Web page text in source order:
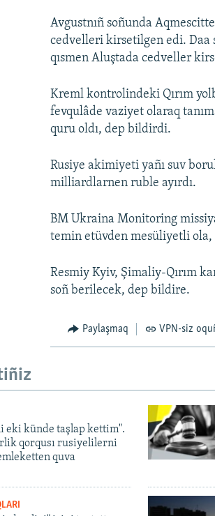
Avgustnıñ soñunda
cedvelleri kirsetilgen edi. Daa
qısmen Aluştada cedveller
Kreml kontrolindeki Qırım
fevqulâde vaziyet olaraq
quru oldı, dep bildirdi.
Rusiye akimiyeti yañı suv
milliardlarnen ruble ayırdı.
BM Ukraina Monitoring
temin etüvden mesüliyetli ola,
Resmiy Kyiv, Şimaliy-Qırım
soñ berilecek, dep bildire.
Paylaşmaq VPN-siz
eki künde taşlap kettim".
qorqusı rusiyelilerni
quva